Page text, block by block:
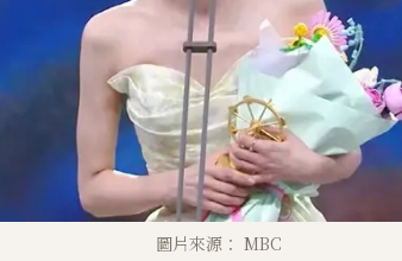
圖片來源： MBC